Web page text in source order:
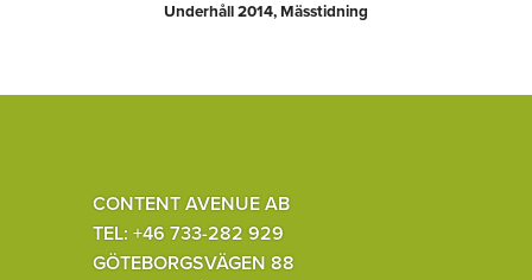
Underhåll 2014, Mässtidning
CONTENT AVENUE AB
TEL: +46 733-282 929
GÖTEBORGSVÄGEN 88